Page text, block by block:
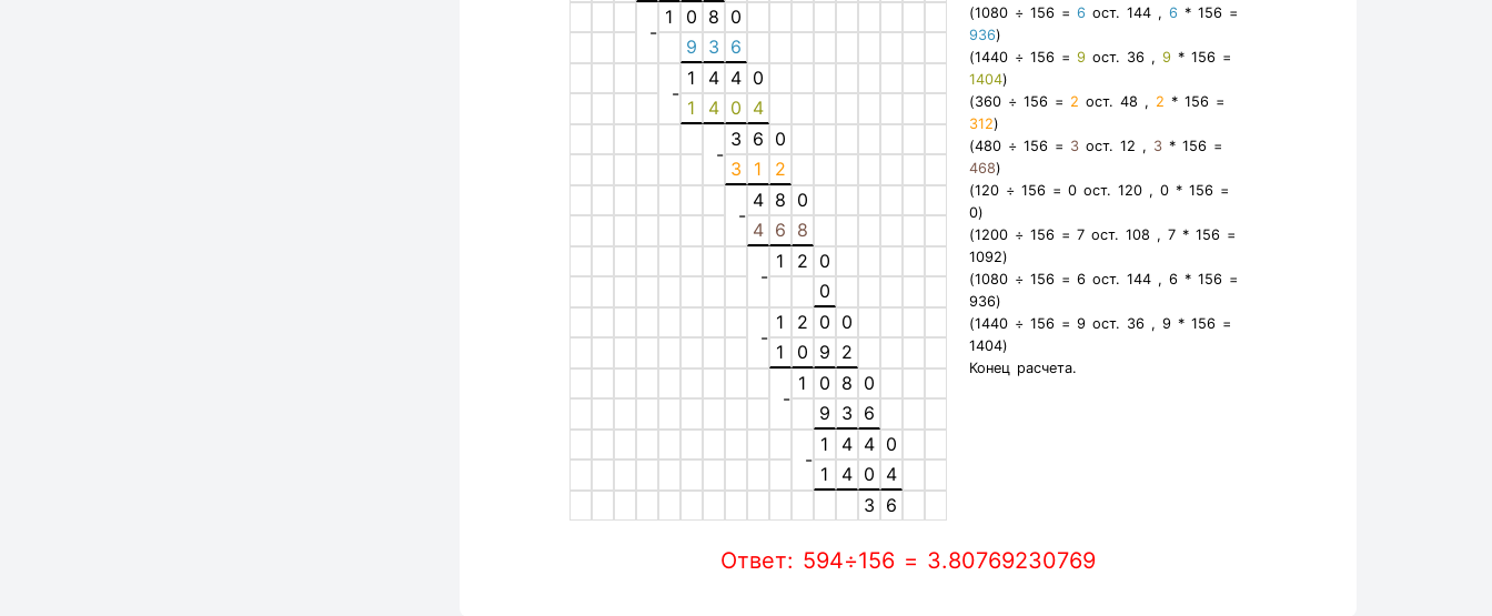
-
1 0 8 0
9 3 6
-
1 4 4 0
1
4 0 4
-
3 6 0
3
1 2
-
4 8 0
4 6 8
-
1 2 0
0
-
1 2 0 0
1
0 9 2
-
1 0 8 0
9 3 6
-
1 4 4 0
1
4 0 4
3 6
(1080 ÷ 156 = 6 ост. 144 , 6 * 156 =
936)
(1440 ÷ 156 = 9 ост. 36 , 9 * 156 =
1404)
(360 ÷ 156 = 2 ост. 48 , 2 * 156 =
312)
(480 ÷ 156 = 3ост. 12 , 3* 156 =
468)
(120 ÷ 156 = 0ост. 120 , 0* 156 =
0)
(1200 ÷ 156 = 7ост. 108 , 7* 156 =
1092)
(1080 ÷ 156 = 6 ост. 144 , 6 * 156 =
936)
(1440 ÷ 156 = 9ост. 36 , 9* 156 =
1404)
Конец расчета.
Ответ: 594÷156 = 3.80769230769